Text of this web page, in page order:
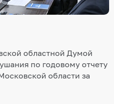
областной Думой
по годовому отчету
области за